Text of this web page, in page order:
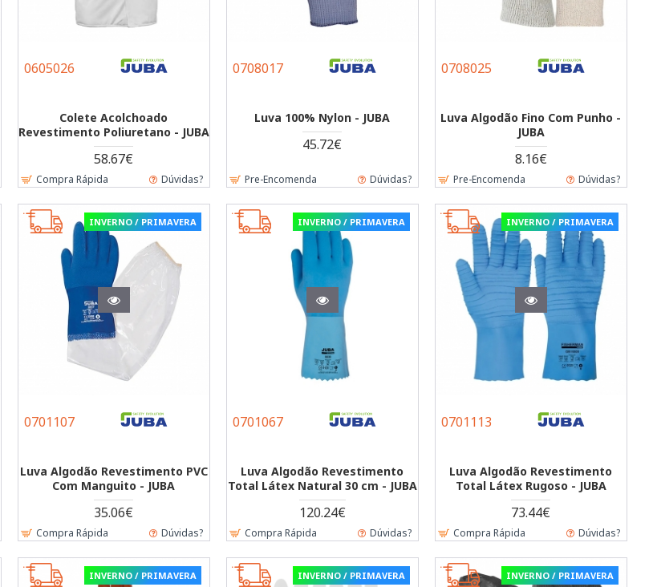
0605026
Colete Acolchoado
Revestimento Poliuretano - JUBA
58.67€
Compra Rápida Dúvidas?
0708017
Luva 100% Nylon - JUBA
45.72€
Pre-Encomenda Dúvidas?
0708025
Luva Algodão Fino Com Punho -
JUBA
8.16€
Pre-Encomenda Dúvidas?
INVERNO / PRIMAVERA
0701107
Luva Algodão Revestimento PVC
Com Manguito - JUBA
35.06€
Compra Rápida Dúvidas?
INVERNO / PRIMAVERA
0701067
Luva Algodão Revestimento
Total Látex Natural 30 cm - JUBA
120.24€
Compra Rápida Dúvidas?
INVERNO / PRIMAVERA
0701113
Luva Algodão Revestimento
Total Látex Rugoso - JUBA
73.44€
Compra Rápida Dúvidas?
INVERNO / PRIMAVERA INVERNO / PRIMAVERA INVERNO / PRIMAVERA